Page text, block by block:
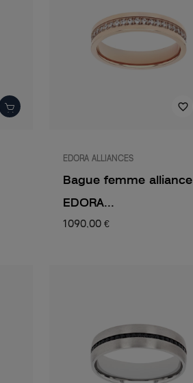
favorite_border
EDORA ALLIANCES
Bague femme alliance
EDORA...
1 090,00 €